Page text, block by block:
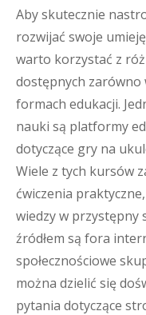
Aby skutecznie
rozwijać swoje
warto korzystać z
dostępnych zarówno
formach edukacji.
nauki są platformy
dotyczące gry na
Wiele z tych kursów
ćwiczenia
wiedzy w przystępny
źródłem są fora
społecznościowe
można dzielić się
pytania dotyczące